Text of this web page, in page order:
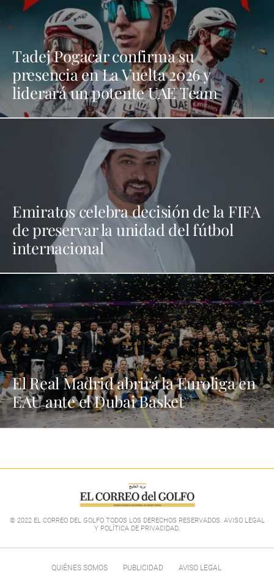
Tadej Pogacar confirma su
presencia en La Vuelta 2026 y
liderará un potente UAE Team
Emiratos celebra decisión de la FIFA
de preservar la unidad del fútbol
internacional
El Real Madrid abrirá la Euroliga en
EAU ante el Dubai Basket
© 2022 EL CORREO DEL GOLFO TODOS LOS DERECHOS RESERVADOS. AVISO LEGAL
Y POLÍTICA DE PRIVACIDAD.
QUIÉNES SOMOS PUBLICIDAD AVISO LEGAL